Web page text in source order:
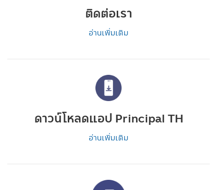
ติดต่อเรา
อ่านเพิ่มเติม
ดาวน์โหลดแอป Principal TH
อ่านเพิ่มเติม